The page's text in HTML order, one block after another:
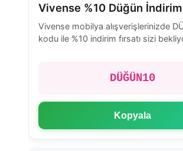
Vivense %10 Düğün
Vivense mobilya alışverişlerinizde
kodu ile %10 indirim fırsatı sizi
DÜĞÜN10
Kopyala